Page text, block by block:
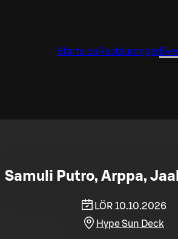
Startsida Restauranger
Samuli Putro, Arppa,
LÖR 10.10.2026
Hype Sun Deck